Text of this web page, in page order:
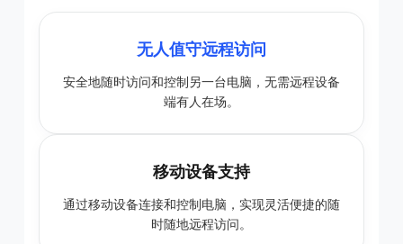
无人值守远程访问
安全地随时访问和控制另一台电脑，无需远程设备
端有人在场。
移动设备支持
通过移动设备连接和控制电脑，实现灵活便捷的随
时随地远程访问。